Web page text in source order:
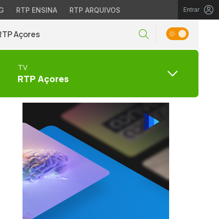
RTP ENSINA RTP ARQUIVOS Entrar
Açores
TV
RTP Açores